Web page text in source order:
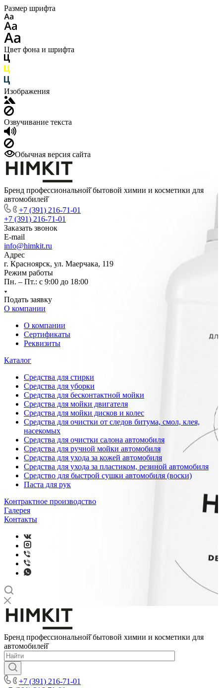
Размер шрифта
Цвет фона и шрифта
Изображения
Озвучивание текста
Обычная версия сайта
Бренд профессиональной̆ бытовой химии и косметики для
автомобилей̆
+7 (391) 216-71-01
+7 (391) 216-71-01
Заказать звонок
E-mail
info@himkit.ru
Адрес
г. Красноярск, ул. Маерчака, 119
Режим работы
Пн. – Пт.: с 9:00 до 18:00
Подать заявку
О компании
О компании
Сертификаты
Реквизиты
Каталог
Средства для стирки
Средства для уборки
Средства для бесконтактной мойки
Средства для мойки двигателя
Средства для мойки дисков и колес
Средства для очистки от следов битума, смол, клея,
насекомых
Средства для очистки салона автомобиля
Средства для ручной мойки автомобиля
Средства для ухода за кожей автомобиля
Средства для ухода за пластиком, резиной автомобиля
Средство для быстрой сушки автомобиля (воски)
Паста для рук
Контрактное производство
Галерея
Контакты
Бренд профессиональной̆ бытовой химии и косметики для
автомобилей̆
+7 (391) 216-71-01